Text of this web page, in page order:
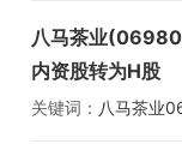
八马茶业
内资股转为H股
关键词： 八马茶业